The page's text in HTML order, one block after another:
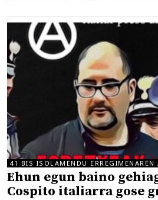
41 BIS ISOLAMENDU ERREGIMENAREN
Ehun egun baino
Cospito italiarra gose